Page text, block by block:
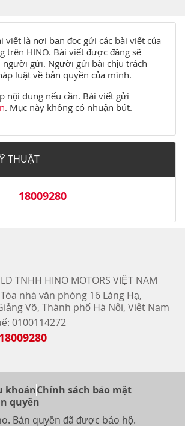
viết là nơi bạn đọc gửi các bài viết của
trên HINO. Bài viết được đăng sẽ
gửi. Người gửi bài chịu trách
luật về bản quyền của mình.
nội dung nếu cần. Bài viết gửi
. Mục này không có nhuận bút.
THUẬT
18009280
TNHH HINO MOTORS VIỆT NAM
nhà văn phòng 16 Láng Hạ,
Võ, Thành phố Hà Nội, Việt Nam
0100114272
18009280
khoảnChính sách bảo mật
quyền
Bản quyền đã được bảo hộ.